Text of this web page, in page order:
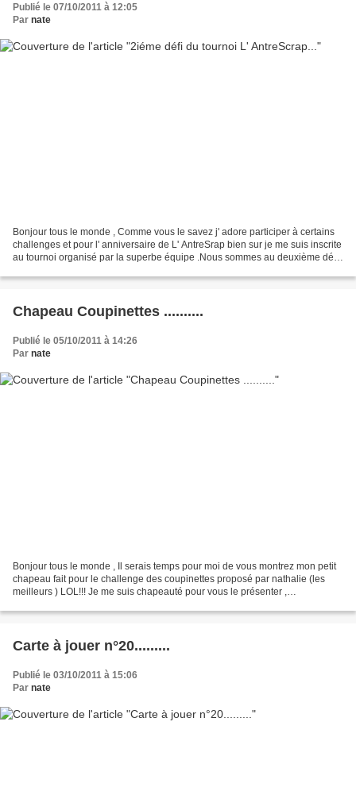
Publié le 07/10/2011 à 12:05
Par nate
Bonjour tous le monde , Comme vous le savez j' adore participer à certains
challenges et pour l' anniversaire de L' AntreSrap bien sur je me suis inscrite
au tournoi organisé par la superbe équipe .Nous sommes au deuxième défi
Chapeau Coupinettes ..........
Publié le 05/10/2011 à 14:26
Par nate
Bonjour tous le monde , Il serais temps pour moi de vous montrez mon petit
chapeau fait pour le challenge des coupinettes proposé par nathalie (les
meilleurs ) LOL!!! Je me suis chapeauté pour vous le présenter ,
Carte à jouer n°20.........
Publié le 03/10/2011 à 15:06
Par nate